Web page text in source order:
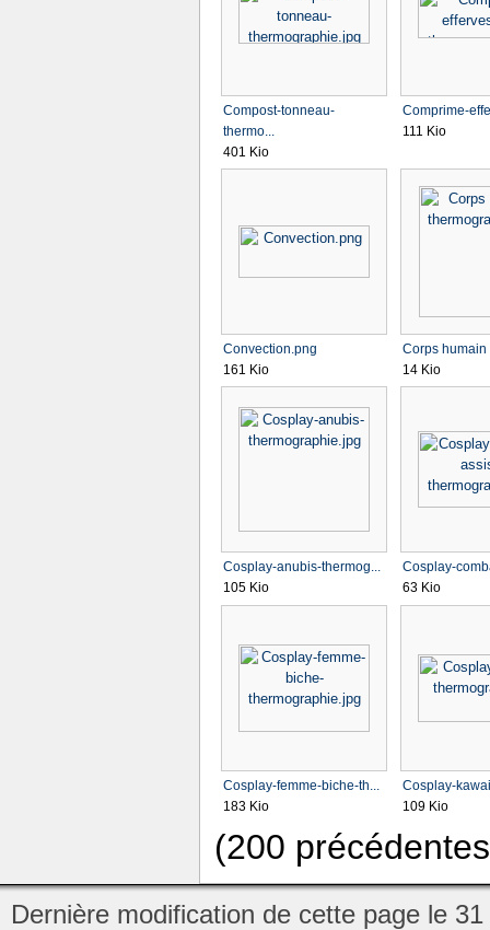
Compost-tonneau-
thermo...
401 Kio
Comprime-
111 Kio
Convection.png
161 Kio
Corps humain
14 Kio
Cosplay-anubis-thermog...
105 Kio
Cosplay-
63 Kio
Cosplay-femme-biche-th...
183 Kio
Cosplay-
109 Kio
(200
Dernière modification de cette page le